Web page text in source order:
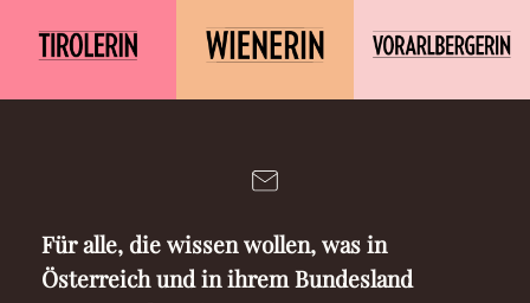
Für alle, die wissen wollen, was in
Österreich und in ihrem Bundesland